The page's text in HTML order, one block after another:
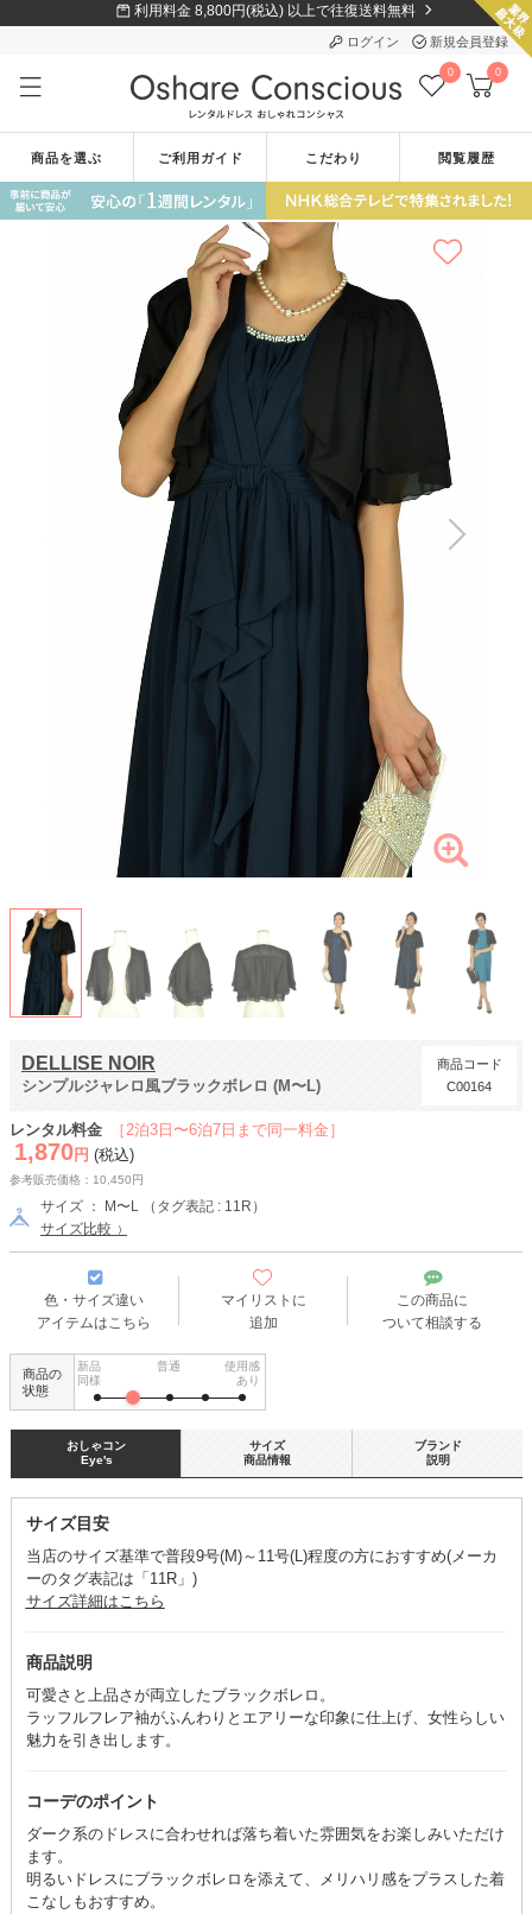
利用料金 8,800円(税込) 以上で往復送料無料
ログイン 新規会員登録
0 0
商品を選ぶ ご利用ガイド こだわり 閲覧履歴
DELLISE NOIR
シンプルジャレロ風ブラックボレロ (M〜L)
商品コード
C00164
［2泊3日〜6泊7日まで同一料金］
レンタル料金
1,870 円 (税込)
参考販売価格：10,450円
サイズ ： M〜L （タグ表記 : 11R）
サイズ比較
色・サイズ違い
アイテムはこちら
マイリストに
追加
この商品に
ついて相談する
商品の
状態
新品
同様
普通
使用感
あり
おしゃコン
Eye's
サイズ目安
当店のサイズ基準で普段9号(M)～11号(L)程度の方におすすめ(メーカ
ーのタグ表記は「11R」)
サイズ詳細はこちら
商品説明
可愛さと上品さが両立したブラックボレロ。
ラッフルフレア袖がふんわりとエアリーな印象に仕上げ、女性らしい
魅力を引き出します。
コーデのポイント
ダーク系のドレスに合わせれば落ち着いた雰囲気をお楽しみいただけ
ます。
明るいドレスにブラックボレロを添えて、メリハリ感をプラスした着
こなしもおすすめ。
サイズ
商品情報
ブランド
説明